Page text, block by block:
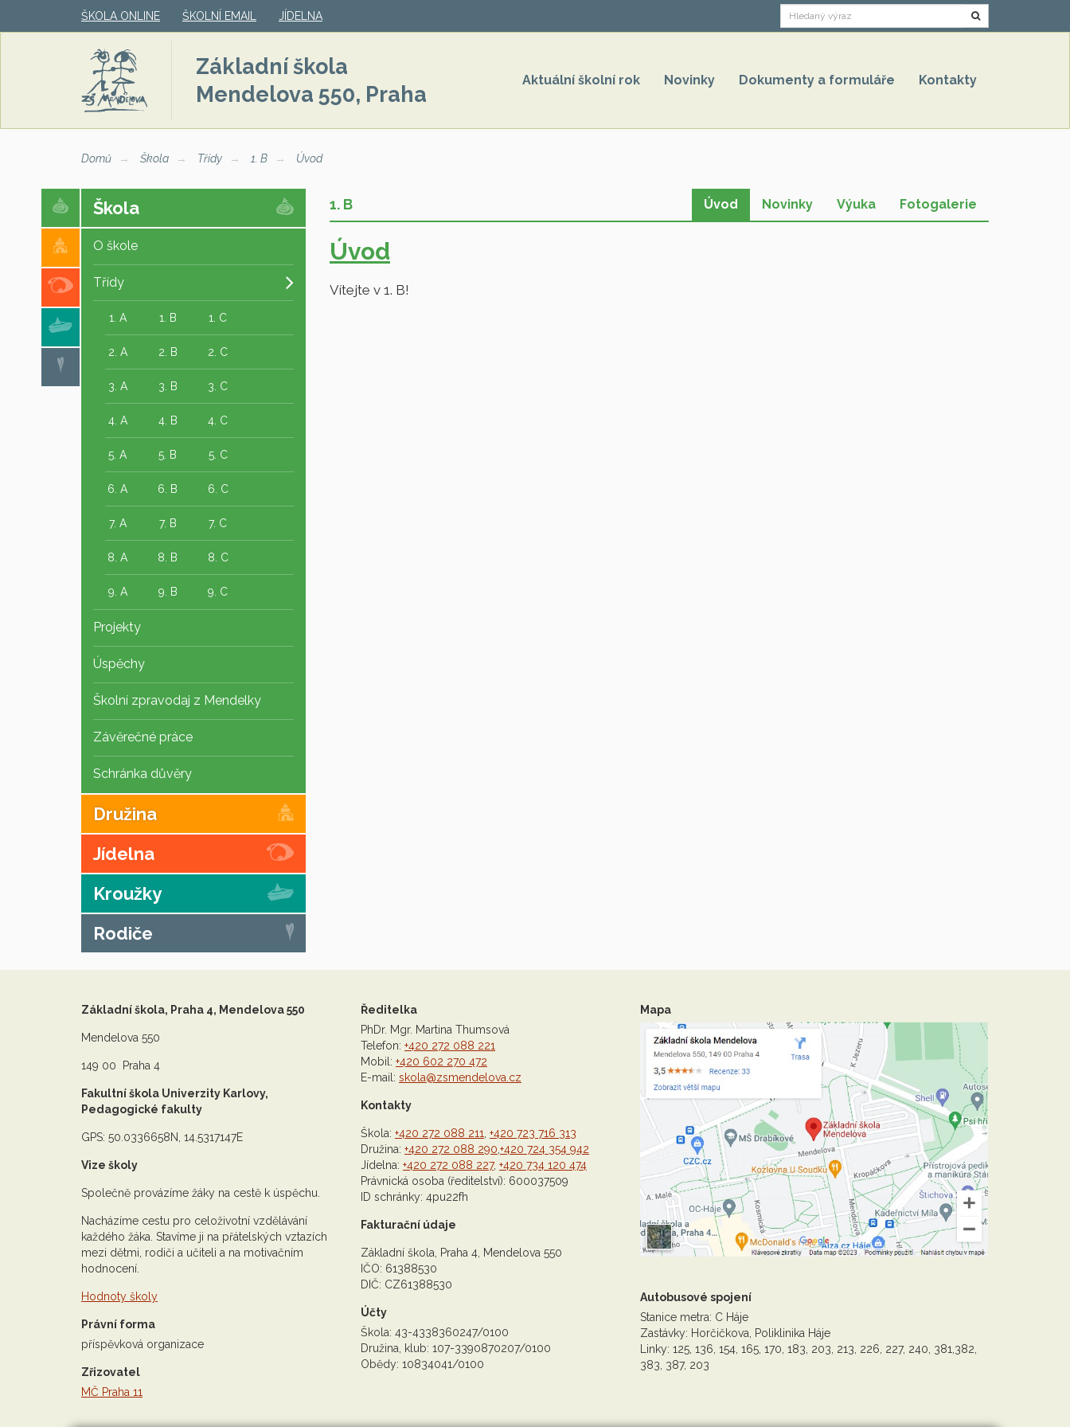
ŠKOLA ONLINE ŠKOLNÍ EMAIL JÍDELNA Hledat
Základní škola
Mendelova 550, Praha
Aktuální školní rok Novinky Dokumenty a formuláře Kontakty
Domů Škola Třídy 1. B Úvod
Škola
O škole
Třídy
1. A 1. B 1. C
2. A 2. B 2. C
3. A 3. B 3. C
4. A 4. B 4. C
5. A 5. B 5. C
6. A 6. B 6. C
7. A 7. B 7. C
8. A 8. B 8. C
9. A 9. B 9. C
Projekty
Úspěchy
Školní zpravodaj z Mendelky
Závěrečné práce
Schránka důvěry
Družina
Jídelna
Kroužky
Rodiče
1. B Úvod Novinky Výuka Fotogalerie
Úvod
Vítejte v 1. B!
Základní škola, Praha 4, Mendelova 550
Mendelova 550
149 00 Praha 4
Fakultní škola Univerzity Karlovy,
Pedagogické fakulty
GPS: 50.0336658N, 14.5317147E
Vize školy
Společně provázíme žáky na cestě k úspěchu.
Nacházíme cestu pro celoživotní vzdělávání
každého žáka. Stavíme ji na přátelských vztazích
mezi dětmi, rodiči a učiteli a na motivačním
hodnocení.
Hodnoty školy
Právní forma
příspěvková organizace
Zřizovatel
MČ Praha 11
Ředitelka
PhDr. Mgr. Martina Thumsová
Telefon: +420 272 088 221
Mobil: +420 602 270 472
E-mail: skola@zsmendelova.cz
Kontakty
Škola: +420 272 088 211 +420 723 716 313
Družina: +420 272 088 290 +420 724 354 942
Jídelna: +420 272 088 227, +420 734 120 474
Právnická osoba (ředitelství): 600037509
ID schránky: 4pu22fh
Fakturační údaje
Základní škola, Praha 4, Mendelova 550
IČO: 61388530
DIČ: CZ61388530
Účty
Škola: 43-4338360247/0100
Družina, klub: 107-3390870207/0100
Obědy: 10834041/0100
Mapa
Autobusové spojení
Stanice metra: C Háje
Zastávky: Horčičkova, Poliklinika Háje
Linky: 125, 136, 154, 165, 170, 183, 203, 213, 226, 227, 240, 381,382,
383, 387, 203